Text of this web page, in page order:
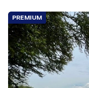
PREMIUM